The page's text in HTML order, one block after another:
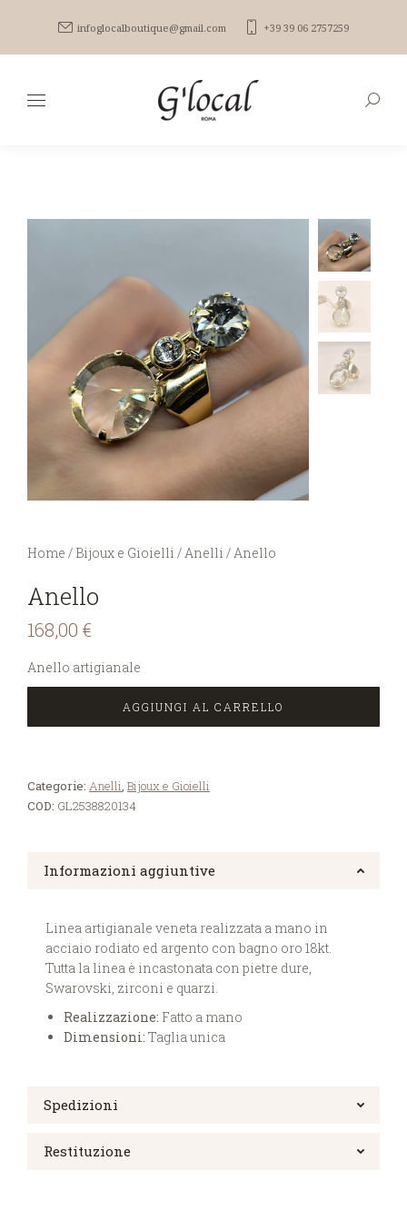
infoglocalboutique@gmail.com +39 39 06 2757259
You are here:
Home / Bijoux e Gioielli /Anelli /Anello
Anello
168,00 €
Anello artigianale
AGGIUNGI AL CARRELLO
Categorie: Anelli, Bijoux e Gioielli
COD: GL2538820134
Informazioni aggiuntive
Linea artigianale veneta realizzata a mano in
acciaio rodiato ed argento con bagno oro 18kt.
Tutta la linea è incastonata con pietre dure,
Swarovski, zirconi e quarzi.
Realizzazione: Fatto a mano
Dimensioni: Taglia unica
Spedizioni
Restituzione